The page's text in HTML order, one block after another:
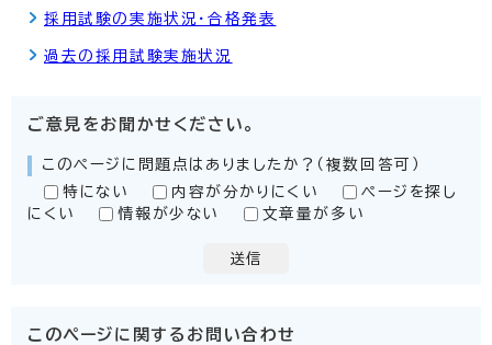
採用試験の実施状況・合格発表
過去の採用試験実施状況
ご意見をお聞かせください。
このページに問題点はありましたか？（複数回答可）
特にない
内容が分かりにくい
ページを探し
にくい
情報が少ない 文章量が多い
送信
このページに関する お問い合わせ